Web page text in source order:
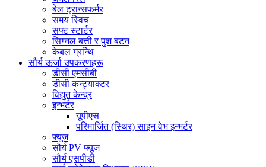
बेल ट्रान्सफर्मर
समय स्विच
सफ्ट स्टार्टर
सिग्नल बत्ती र पुश बटन
केबल ग्रन्थि
सौर्य ऊर्जा उपकरणहरू
डीसी एमसीबी
डीसी कन्ट्याक्टर
विद्युत केन्द्र
इन्भर्टर
यूपीएस
परिमार्जित (स्थिर) साइन वेभ इन्भर्टर
फ्यूज
सौर्य PV फ्यूज
सौर्य एसपीडी